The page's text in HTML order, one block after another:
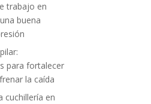
trabajo en
buena
para fortalecer
la caída
cuchillería en